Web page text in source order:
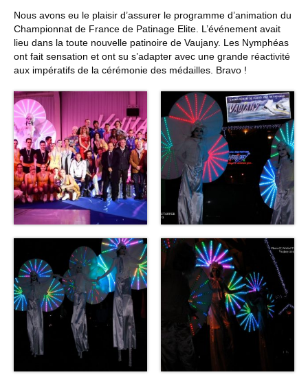
Nous avons eu le plaisir d’assurer le programme d’animation du
Championnat de France de Patinage Elite. L’événement avait
lieu dans la toute nouvelle patinoire de Vaujany. Les Nymphéas
ont fait sensation et ont su s’adapter avec une grande réactivité
aux impératifs de la cérémonie des médailles. Bravo !